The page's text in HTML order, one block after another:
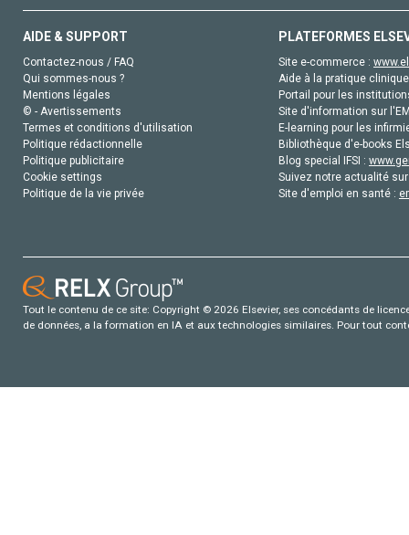
AIDE & SUPPORT
Contactez-nous / FAQ
Qui sommes-nous ?
Mentions légales
© - Avertissements
Termes et conditions d'utilisation
Politique rédactionnelle
Politique publicitaire
Cookie settings
Politique de la vie privée
PLATEFORMES
Site e-commerce :
Aide à la pratique
Portail pour les
Site d'information sur
E-learning pour les
Bibliothèque d'e-books
Blog special IFSI :
Suivez notre actualité
Site d'emploi en santé :
Tout le contenu de ce site: Copyright © 2026 Elsevier, ses concédants de
de données, a la formation en IA et aux technologies similaires. Pour tout